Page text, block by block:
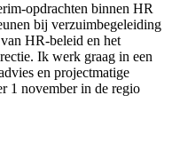
opdrachten binnen HR
bij verzuimbegeleiding
HR-beleid en het
Ik werk graag in een
en projectmatige
1 november in de regio